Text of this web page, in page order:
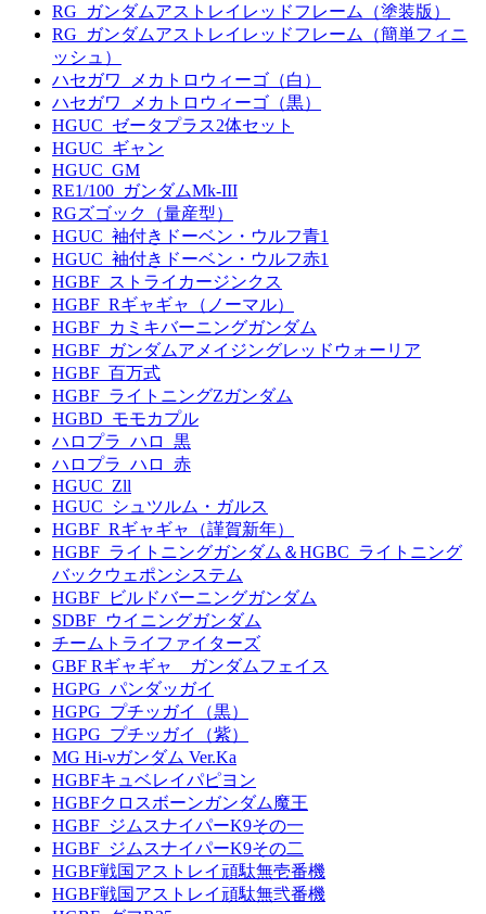
RG_ガンダムアストレイレッドフレーム（塗装版）
RG_ガンダムアストレイレッドフレーム（簡単フィニ
ッシュ）
ハセガワ_メカトロウィーゴ（白）
ハセガワ_メカトロウィーゴ（黒）
HGUC_ゼータプラス2体セット
HGUC_ギャン
HGUC_GM
RE1/100_ガンダムMk-III
RGズゴック（量産型）
HGUC_袖付きドーベン・ウルフ青1
HGUC_袖付きドーベン・ウルフ赤1
HGBF_ストライカージンクス
HGBF_Rギャギャ（ノーマル）
HGBF_カミキバーニングガンダム
HGBF_ガンダムアメイジングレッドウォーリア
HGBF_百万式
HGBF_ライトニングZガンダム
HGBD_モモカプル
ハロプラ_ハロ_黒
ハロプラ_ハロ_赤
HGUC_Zll
HGUC_シュツルム・ガルス
HGBF_Rギャギャ（謹賀新年）
HGBF_ライトニングガンダム＆HGBC_ライトニング
バックウェポンシステム
HGBF_ビルドバーニングガンダム
SDBF_ウイニングガンダム
チームトライファイターズ
GBF Rギャギャ ガンダムフェイス
HGPG_パンダッガイ
HGPG_プチッガイ（黒）
HGPG_プチッガイ（紫）
MG Hi-νガンダム Ver.Ka
HGBFキュベレイパピヨン
HGBFクロスボーンガンダム魔王
HGBF_ジムスナイパーK9その一
HGBF_ジムスナイパーK9その二
HGBF戦国アストレイ頑駄無壱番機
HGBF戦国アストレイ頑駄無弐番機